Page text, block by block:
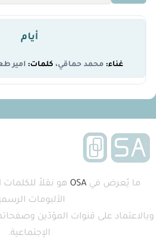
أيام
محمد حماقي امير
ما يُعرض فيOSA هو نقلاً للكلمات
الألبومات
وبالاعتماد على قنوات المؤدّين
الإجتماعية.